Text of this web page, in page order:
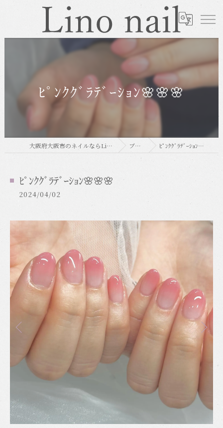
ﾋﾟﾝｸｸﾞﾗﾃﾞｰｼｮﾝ🌸🌸🌸
大阪府大阪市のネイルならLino nail ブログ ﾋﾟﾝｸｸﾞﾗﾃﾞｰｼｮﾝ🌸🌸🌸
ﾋﾟﾝｸｸﾞﾗﾃﾞｰｼｮﾝ🌸🌸🌸
2024/04/02